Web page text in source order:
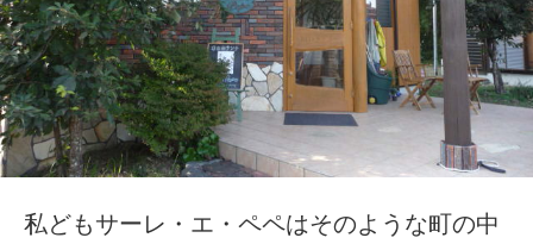
私どもサーレ・エ・ペペはそのような町の中